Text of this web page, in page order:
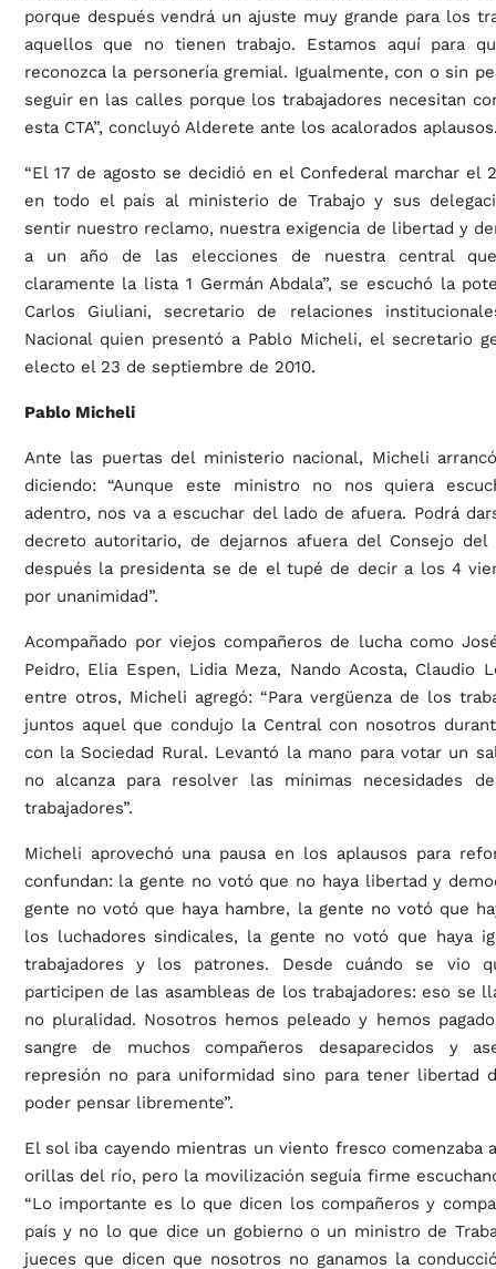
porque después vendrá un ajuste muy grande para los
aquellos que no tienen trabajo. Estamos aquí para
reconozca la personería gremial. Igualmente, con o sin
seguir en las calles porque los trabajadores necesitan
esta CTA”, concluyó Alderete ante los acalorados
“El 17 de agosto se decidió en el Confederal marchar el
en todo el país al ministerio de Trabajo y sus
sentir nuestro reclamo, nuestra exigencia de libertad y
a un año de las elecciones de nuestra central
claramente la lista 1 Germán Abdala”, se escuchó la
Carlos Giuliani, secretario de relaciones
Nacional quien presentó a Pablo Micheli, el secretario
electo el 23 de septiembre de 2010.
Pablo Micheli
Ante las puertas del ministerio nacional, Micheli
diciendo: “Aunque este ministro no nos quiera
adentro, nos va a escuchar del lado de afuera. Podrá
decreto autoritario, de dejarnos afuera del Consejo del
después la presidenta se de el tupé de decir a los 4
por unanimidad”.
Acompañado por viejos compañeros de lucha como
Peidro, Elia Espen, Lidia Meza, Nando Acosta, Claudio
entre otros, Micheli agregó: “Para vergüenza de los
juntos aquel que condujo la Central con nosotros
con la Sociedad Rural. Levantó la mano para votar un
no alcanza para resolver las mínimas necesidades
trabajadores”.
Micheli aprovechó una pausa en los aplausos para
confundan: la gente no votó que no haya libertad y
gente no votó que haya hambre, la gente no votó que
los luchadores sindicales, la gente no votó que haya
trabajadores y los patrones. Desde cuándo se vio
participen de las asambleas de los trabajadores: eso se
no pluralidad. Nosotros hemos peleado y hemos
sangre de muchos compañeros desaparecidos y
represión no para uniformidad sino para tener libertad
poder pensar libremente”.
El sol iba cayendo mientras un viento fresco comenzaba
orillas del río, pero la movilización seguía firme
“Lo importante es lo que dicen los compañeros y
país y no lo que dice un gobierno o un ministro de
jueces que dicen que nosotros no ganamos la